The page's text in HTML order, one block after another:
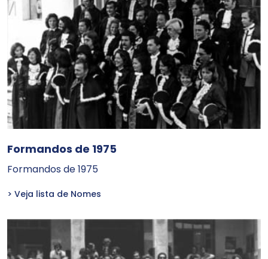
Formandos de 1975
Formandos de 1975
> Veja lista de Nomes